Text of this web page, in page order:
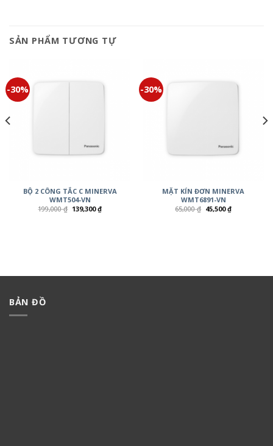
SẢN PHẨM TƯƠNG TỰ
-30%
BỘ 2 CÔNG TẮC C MINERVA
WMT504-VN
199,000₫ 139,300₫
-30%
MẶT KÍN ĐƠN MINERVA
WMT6891-VN
65,000₫ 45,500₫
BẢN ĐỒ